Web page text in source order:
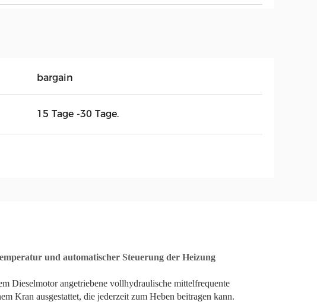
bargain
15 Tage -30 Tage.
und automatischer Steuerung der Heizung
Dieselmotor angetriebene vollhydraulische mittelfrequente
Kran ausgestattet, die jederzeit zum Heben beitragen kann.